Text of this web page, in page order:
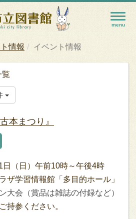
情報 イベント情報
覧
本まつり』
日（日）午前10時～午後4時
ザ学習情報館「多目的ホール」
大会（賞品は雑誌の付録など）
持参ください。